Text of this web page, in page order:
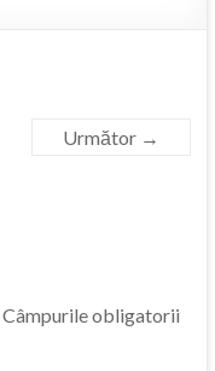
Următor →
Câmpurile obligatorii